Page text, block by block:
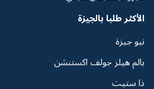
الأكثر طلبا بالجيزة
نيو جيزة
بالم هيلز جولف اكستنشن
ذا ستيت